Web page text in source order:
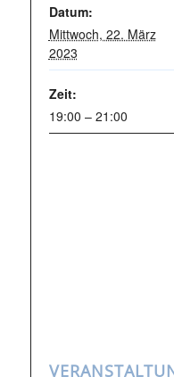
Datum:
Mittwoch, 22. März
2023
Zeit:
19:00 – 21:00